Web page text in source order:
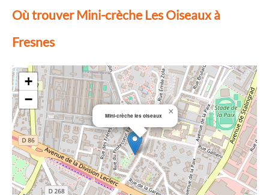
Où trouver Mini-crèche Les Oiseaux à
Fresnes
Mini-crèche les oiseaux ×
+
−